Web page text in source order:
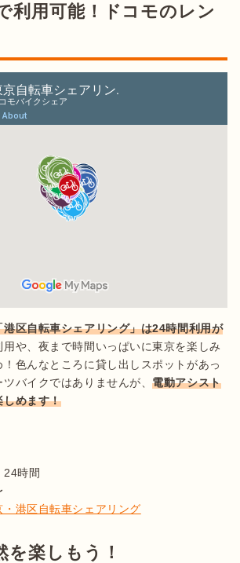
利用可能！ドコモのレン
区自転車シェアリング」は24時間利用が
や、夜まで時間いっぱいに東京を楽しみ
色んなところに貸し出しスポットがあっ
ツバイクではありませんが、電動アシスト
しめます！
24時間
・港区自転車シェアリング
を楽しもう！